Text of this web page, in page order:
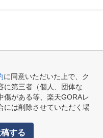
に同意いただいた上で、ク
に第三者（個人、団体な
傷がある等、楽天GORAレ
には削除させていただく場
する